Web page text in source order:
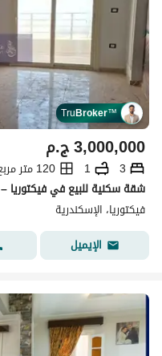
TruBroker™
ج.م3,000,000
3
1
120 متر مربع
شقة سكنية للبيع في فيكتوريا – 120م²
فيكتوريا، الإسكندرية
الإيميل